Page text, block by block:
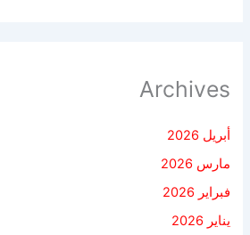
Archives
أبريل 2026
مارس 2026
فبراير 2026
يناير 2026